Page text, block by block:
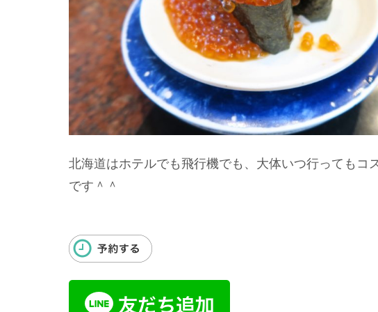
北海道はホテルでも飛行機でも、大体いつ行ってもコ
です＾＾